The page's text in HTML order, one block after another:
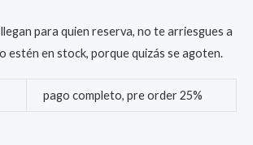
para quien reserva, no te arriesgues a
estén en stock, porque quizás se agoten.
pago completo, pre order 25%